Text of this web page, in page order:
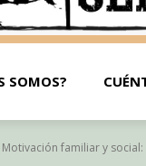
SOMOS?
Motivación familiar y